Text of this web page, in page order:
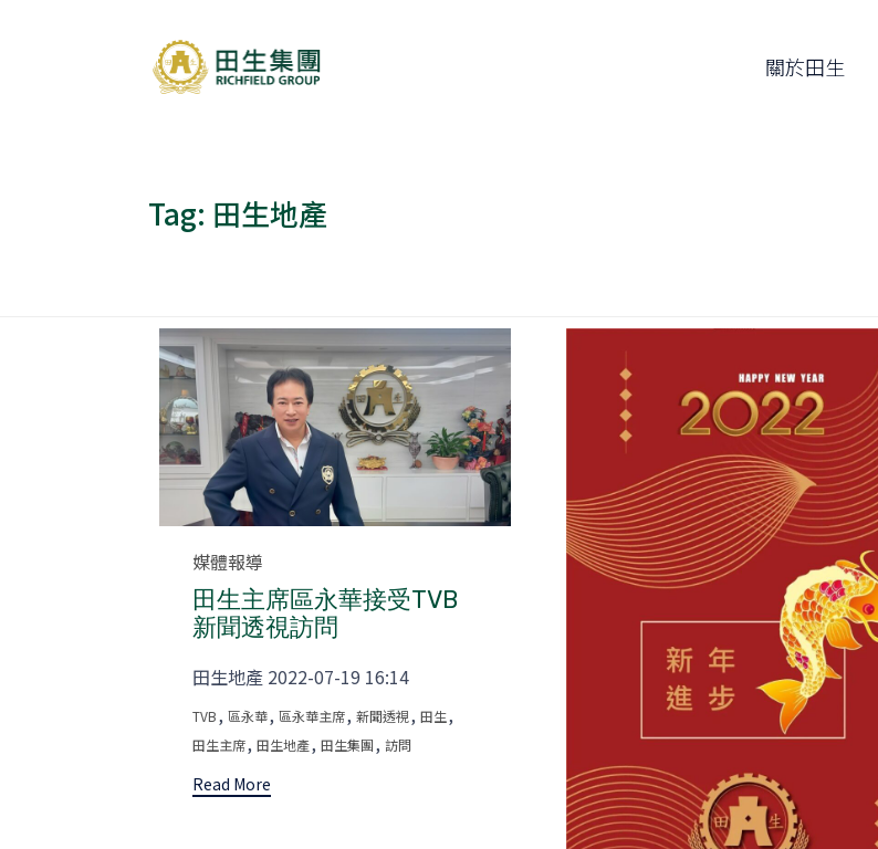
關於田生
Tag: 田生地產
Category
媒體報導
田生主席區永華接受TVB
新聞透視訪問
田生地產 2022-07-19 16:14
Tags
TVB,區永華,區永華主席,新聞透視,田生,
田生主席,田生地產,田生集團,訪問
Read More